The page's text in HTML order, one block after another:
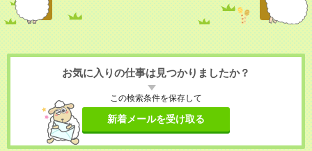
お気に入りの仕事は見つかりましたか？
この検索条件を保存して
新着メールを受け取る